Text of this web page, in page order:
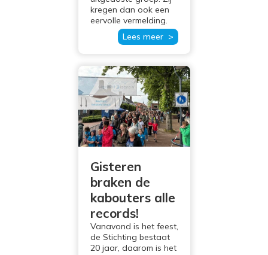
kregen dan ook een
eervolle vermelding.
Lees meer >
Gisteren
braken de
kabouters alle
records!
Vanavond is het feest,
de Stichting bestaat
20 jaar, daarom is het